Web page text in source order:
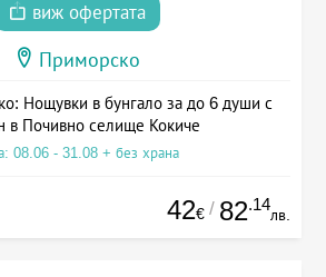
виж офертата
Приморско
Нощувки в бунгало за до 6 души с
в Почивно селище Кокиче
08.06 - 31.08 + без храна
42€ / 82.14
лв.